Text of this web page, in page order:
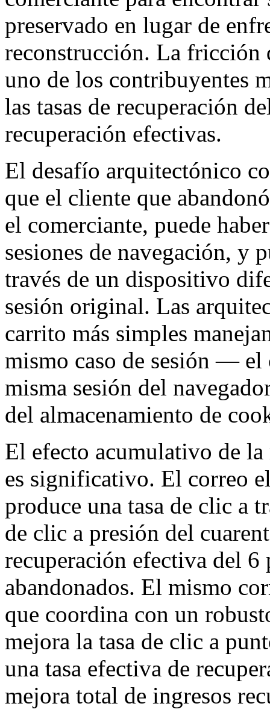
preservado en lugar de
reconstrucción. La fricción
uno de los contribuyentes
las tasas de recuperación
recuperación efectivas.
El desafío arquitectónico
que el cliente que
el comerciante, puede
sesiones de navegación, y
través de un dispositivo
sesión original. Las
carrito más simples
mismo caso de sesión — el
misma sesión del
del almacenamiento de
El efecto acumulativo de
es significativo. El correo
produce una tasa de clic a
de clic a presión del
recuperación efectiva del
abandonados. El mismo
que coordina con un
mejora la tasa de clic a
una tasa efectiva de
mejora total de ingresos